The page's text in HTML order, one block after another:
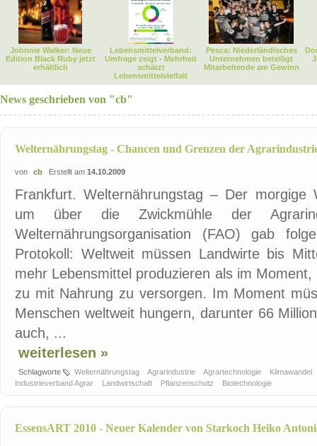
Johnnie Walker: Neue
Edition Black Ruby jetzt
erhältlich
Lebensmittelverband:
Umfrage zeigt - Mehrheit
schätzt
Lebensmittelvielfalt
Pesca: Niederländisches
Unternehmen beteiligt
Mitarbeitende am Gewinn
News geschrieben von "cb"
Welternährungstag - Chancen und Grenzen der
von cb Erstellt am 14.10.2009
Frankfurt. Welternährungstag – Der morgige
um über die Zwickmühle der
Welternährungsorganisation (FAO) gab
Protokoll: Weltweit müssen Landwirte bis
mehr Lebensmittel produzieren als im
zu mit Nahrung zu versorgen. Im Moment
Menschen weltweit hungern, darunter 66
auch, ...
weiterlesen »
Schlagworte Welternährungstag Agrarindustrie Agrartechnologie
Klimawandel
Industrieverband Agrar
Landwirtschaft Pflanzenschutz Biotechnologie
EssensART 2010 - Neuer Kalender von Starkoch Heiko